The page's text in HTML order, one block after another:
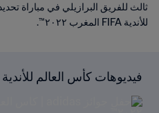
ثالث للفريق البرازيلي في مباراة
للأندية FIFA المغرب ٢٠٢٢™.
فيديوهات كأس العالم للأندية